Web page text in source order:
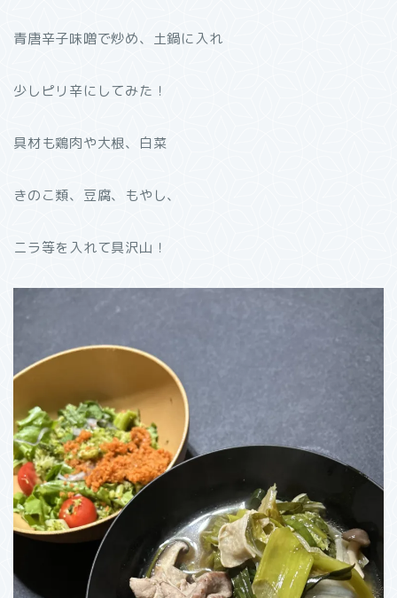
青唐辛子味噌で炒め、土鍋に入れ
少しピリ辛にしてみた！
具材も鶏肉や大根、白菜
きのこ類、豆腐、もやし、
ニラ等を入れて具沢山！